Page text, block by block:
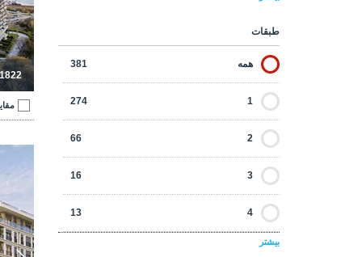
طبقات
همه 381
1
274
2
66
3
16
4
13
بیشتر